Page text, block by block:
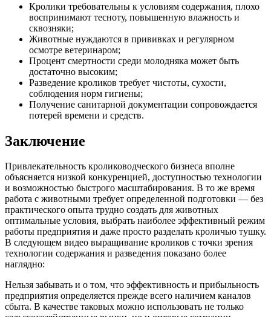
Кролики требовательны к условиям содержания, плохо
воспринимают тесноту, повышенную влажность и
сквозняки;
Животные нуждаются в прививках и регулярном
осмотре ветеринаром;
Процент смертности среди молодняка может быть
достаточно высоким;
Разведение кроликов требует чистоты, сухости,
соблюдения норм гигиены;
Получение санитарной документации сопровождается
потерей времени и средств.
Заключение
Привлекательность кролиководческого бизнеса вполне
объясняется низкой конкуренцией, доступностью технологии
и возможностью быстрого масштабирования. В то же время
работа с животными требует определенной подготовки — без
практического опыта трудно создать для животных
оптимальные условия, выбрать наиболее эффективный режим
работы предприятия и даже просто разделать кроличью тушку.
В следующем видео выращивание кроликов с точки зрения
технологии содержания и разведения показано более
наглядно:
Нельзя забывать и о том, что эффективность и прибыльность
предприятия определяется прежде всего наличием каналов
сбыта. В качестве таковых можно использовать не только